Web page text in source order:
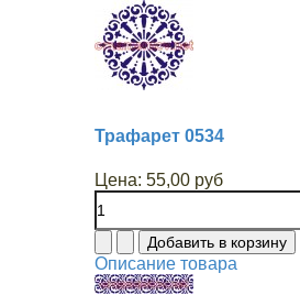
Трафарет 0534
Цена: 55,00 руб
Описание товара